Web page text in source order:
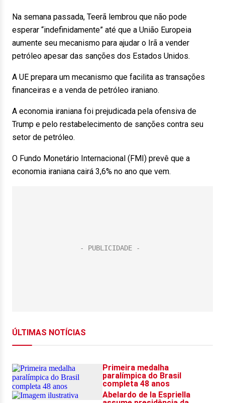
Na semana passada, Teerã lembrou que não pode
esperar “indefinidamente” até que a União Europeia
aumente seu mecanismo para ajudar o Irã a vender
petróleo apesar das sanções dos Estados Unidos.
A UE prepara um mecanismo que facilita as transações
financeiras e a venda de petróleo iraniano.
A economia iraniana foi prejudicada pela ofensiva de
Trump e pelo restabelecimento de sanções contra seu
setor de petróleo.
O Fundo Monetário Internacional (FMI) prevê que a
economia iraniana cairá 3,6% no ano que vem.